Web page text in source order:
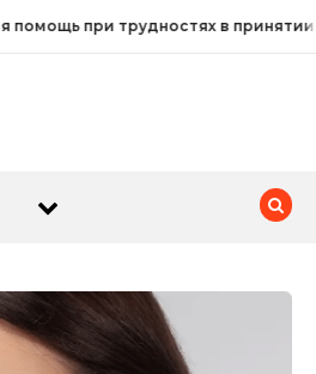
помощь при трудностях в